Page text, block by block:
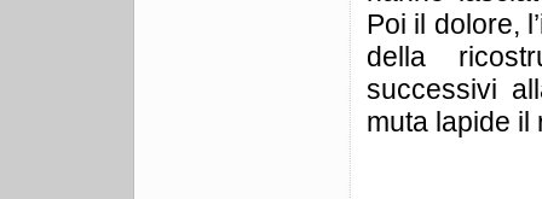
Poi il dolore,
della
successivi
muta lapide il